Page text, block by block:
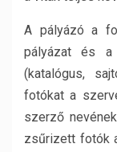
A pályázó a
pályázat és a
(katalógus,
fotókat a
szerző
zsűrizett fotók